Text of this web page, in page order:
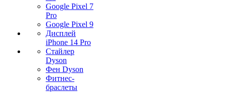
Google Pixel 7
Pro
Google Pixel 9
Дисплей
iPhone 14 Pro
Стайлер
Dyson
Фен Dyson
Фитнес-
браслеты